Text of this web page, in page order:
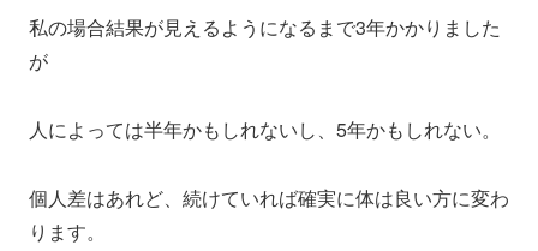
私の場合結果が見えるようになるまで3年かかりました
が
人によっては半年かもしれないし、5年かもしれない。
個人差はあれど、続けていれば確実に体は良い方に変わ
ります。